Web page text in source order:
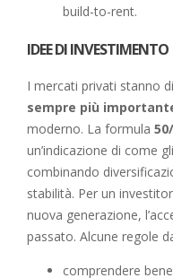
build-to-rent.
IDEE DI INVESTIMENTO
I mercati privati stanno
sempre più
moderno. La formula
un’indicazione di come
combinando
stabilità. Per un
nuova generazione,
passato. Alcune regole
comprendere